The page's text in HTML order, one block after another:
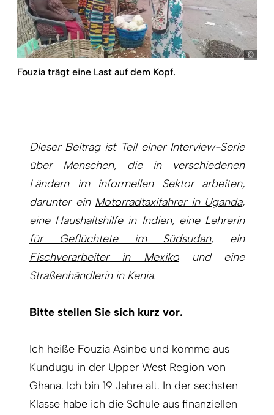
Fouzia trägt eine Last auf dem Kopf.
Dieser Beitrag ist Teil einer Interview-Serie
über Menschen, die in verschiedenen
Ländern im informellen Sektor arbeiten,
darunter ein Motorradtaxifahrer in Uganda,
eine Haushaltshilfe in Indien, eine Lehrerin
für Geflüchtete im Südsudan, ein
Fischverarbeiter in Mexikound eine
Straßenhändlerin in Kenia.
Bitte stellen Sie sich kurz vor.
Ich heiße Fouzia Asinbe und komme aus
Kundugu in der Upper West Region von
Ghana. Ich bin 19 Jahre alt. In der sechsten
Klasse habe ich die Schule aus finanziellen